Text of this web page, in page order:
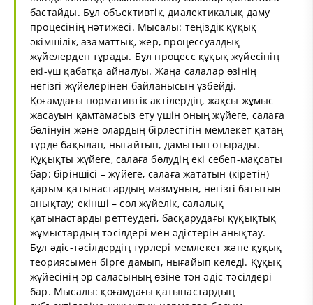
бастайды. Бұл объективтік, диалектикалық даму
процесінің нәтижесі. Мысалы: теңіздік құқық
әкімшілік, азаматтық, жер, процессуалдық
жүйелерден тұрады. Бұл процесс құқық жүйесінің
екі-үш қабатқа айналуы. Жаңа салалар өзінің
негізгі жүйелерінен байланысын үзбейді.
Қоғамдағы нормативтік актілердің, жақсы жұмыс
жасауын қамтамасыз ету үшін оның жүйеге, салаға
бөлінуін және олардың бірлестігін мемлекет қатаң
түрде бақылап, нығайтып, дамытып отырады.
Құқықты жүйеге, салаға бөлудің екі себеп-мақсаты
бар: біріншісі – жүйеге, салаға жататын (кіретін)
қарым-қатынастардың мазмұнын, негізгі бағытын
анықтау; екінші – сол жүйелік, салалық
қатынастарды реттеудегі, басқарудағы құқықтық
жұмыстардың тәсілдері мен әдістерін анықтау.
Бұл әдіс-тәсілдердің түрлері мемлекет және құқық
теориясымен бірге дамып, нығайып келеді. Құқық
жүйесінің әр саласының өзіне тән әдіс-тәсілдері
бар. Мысалы: қоғамдағы қатынастардың